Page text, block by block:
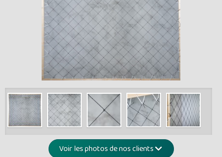
Montants et
de -5%
Prix
Voir les photos de nos clients